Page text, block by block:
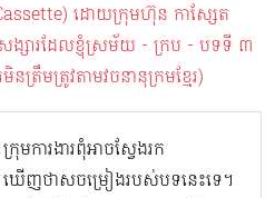
ដោយក្រុមហ៊ុន កាសែ្សត
សារដែលខ្ញុំស្រម័យ - ក្រប - បទទី ៣
មត្រូវតាមវចនានុក្រមខ្មែរ)
ក្រុមការងារពុំអាចស្វែងរក
ឃើញថាសចម្រៀងរបស់បទនេះទេ។